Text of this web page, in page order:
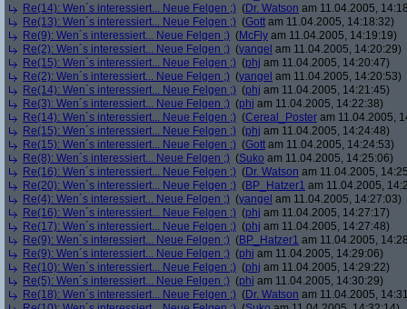
Re(14): Wen´s interessiert... Neue Felgen ;) (Dr. Watson am 11.04.2005,
Re(13): Wen´s interessiert... Neue Felgen ;) (Gott am 11.04.2005, 14:18:32)
Re(9): Wen´s interessiert... Neue Felgen ;) (McFly am 11.04.2005, 14:19:19)
Re(2): Wen´s interessiert... Neue Felgen ;) (yangel am 11.04.2005, 14:20:29)
Re(15): Wen´s interessiert... Neue Felgen ;) (phj am 11.04.2005, 14:20:47)
Re(2): Wen´s interessiert... Neue Felgen ;) (yangel am 11.04.2005, 14:20:53)
Re(14): Wen´s interessiert... Neue Felgen ;) (phj am 11.04.2005, 14:21:45)
Re(3): Wen´s interessiert... Neue Felgen ;) (phj am 11.04.2005, 14:22:38)
Re(14): Wen´s interessiert... Neue Felgen ;) (Cereal_Poster am 11.04.2005,
Re(15): Wen´s interessiert... Neue Felgen ;) (phj am 11.04.2005, 14:24:48)
Re(15): Wen´s interessiert... Neue Felgen ;) (Gott am 11.04.2005, 14:24:53)
Re(8): Wen´s interessiert... Neue Felgen ;) (Suko am 11.04.2005, 14:25:06)
Re(16): Wen´s interessiert... Neue Felgen ;) (Dr. Watson am 11.04.2005,
Re(20): Wen´s interessiert... Neue Felgen ;) (BP_Hatzer1 am 11.04.2005,
Re(4): Wen´s interessiert... Neue Felgen ;) (yangel am 11.04.2005, 14:27:03)
Re(16): Wen´s interessiert... Neue Felgen ;) (phj am 11.04.2005, 14:27:17)
Re(17): Wen´s interessiert... Neue Felgen ;) (phj am 11.04.2005, 14:27:48)
Re(9): Wen´s interessiert... Neue Felgen ;) (BP_Hatzer1 am 11.04.2005,
Re(9): Wen´s interessiert... Neue Felgen ;) (phj am 11.04.2005, 14:29:06)
Re(10): Wen´s interessiert... Neue Felgen ;) (phj am 11.04.2005, 14:29:22)
Re(5): Wen´s interessiert... Neue Felgen ;) (phj am 11.04.2005, 14:30:29)
Re(18): Wen´s interessiert... Neue Felgen ;) (Dr. Watson am 11.04.2005,